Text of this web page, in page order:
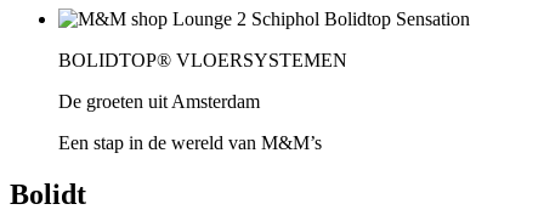
BOLIDTOP® VLOERSYSTEMEN
De groeten uit Amsterdam
Een stap in de wereld van M&M’s
Bolidt